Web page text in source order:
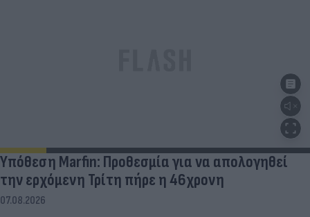
Υπόθεση Marfin: Προθεσμία για να απολογηθεί
την ερχόμενη Τρίτη πήρε η 46χρονη
07.08.2026